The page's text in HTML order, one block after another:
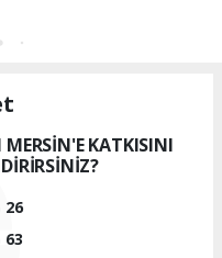
KATKISINI
26
63